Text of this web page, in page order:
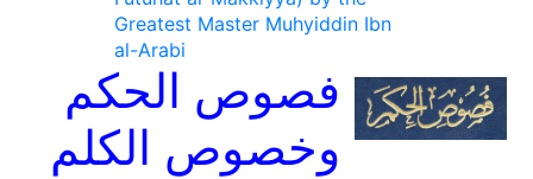
Greatest Master Muhyiddin Ibn
al-Arabi
فصوص الحكم
وخصوص الكلم